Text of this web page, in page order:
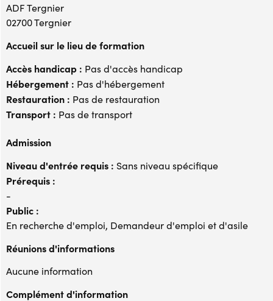
ADF Tergnier
02700 Tergnier
Accueil sur le lieu de formation
Accès handicap : Pas d'accès handicap
Hébergement : Pas d'hébergement
Restauration : Pas de restauration
Transport : Pas de transport
Admission
Niveau d'entrée requis : Sans niveau spécifique
Prérequis :
-
Public :
En recherche d'emploi, Demandeur d'emploi et d'asile
Réunions d'informations
Aucune information
Complément d'information